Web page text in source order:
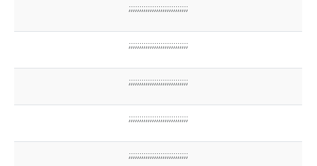
;;;;;;;;;;;;;;;;;;;;;;;;;;;;
;;;;;;;;;;;;;;;;;;;;;;;;;;;;
;;;;;;;;;;;;;;;;;;;;;;;;;;;;
;;;;;;;;;;;;;;;;;;;;;;;;;;;;
;;;;;;;;;;;;;;;;;;;;;;;;;;;;